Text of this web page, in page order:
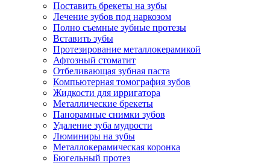
Поставить брекеты на зубы
Лечение зубов под наркозом
Полно съемные зубные протезы
Вставить зубы
Протезирование металлокерамикой
Афтозный стоматит
Отбеливающая зубная паста
Компьютерная томография зубов
Жидкости для ирригатора
Металлические брекеты
Панорамные снимки зубов
Удаление зуба мудрости
Люминиры на зубы
Металлокерамическая коронка
Бюгельный протез